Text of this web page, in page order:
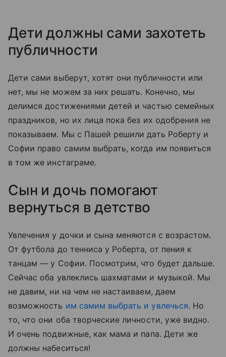
Дети должны сами захотеть
публичности
Дети сами выберут, хотят они публичности или
нет, мы не можем за них решать. Конечно, мы
делимся достижениями детей и частью семейных
праздников, но их лица пока без их одобрения не
показываем. Мы с Пашей решили дать Роберту и
Софии право самим выбрать, когда им появиться
в том же инстаграме.
Сын и дочь помогают
вернуться в детство
Увлечения у дочки и сына меняются с возрастом.
От футбола до тенниса у Роберта, от пения к
танцам — у Софии. Посмотрим, что будет дальше.
Сейчас оба увлеклись шахматами и музыкой. Мы
не давим, ни на чем не настаиваем, даем
возможность им самим выбрать и увлечься. Но
то, что они оба творческие личности, уже видно.
И очень подвижные, как мама и папа. Дети же
должны набеситься!